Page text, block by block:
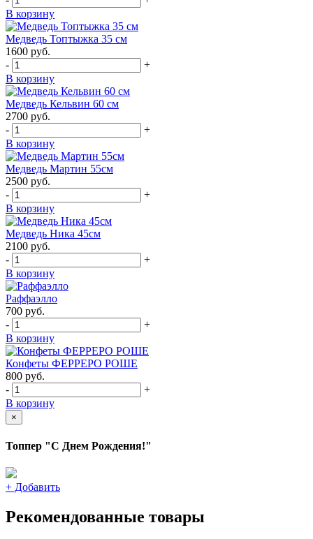
В корзину
Медведь Топтыжка 35 см
1600 руб.
-
+
В корзину
Медведь Кельвин 60 см
2700 руб.
-
+
В корзину
Медведь Мартин 55см
2500 руб.
-
+
В корзину
Медведь Ника 45см
2100 руб.
-
+
В корзину
Раффаэлло
700 руб.
-
+
В корзину
Конфеты ФЕРРЕРО РОШЕ
800 руб.
-
+
В корзину
×
Топпер "С Днем Рождения!"
+ Добавить
Рекомендованные товары